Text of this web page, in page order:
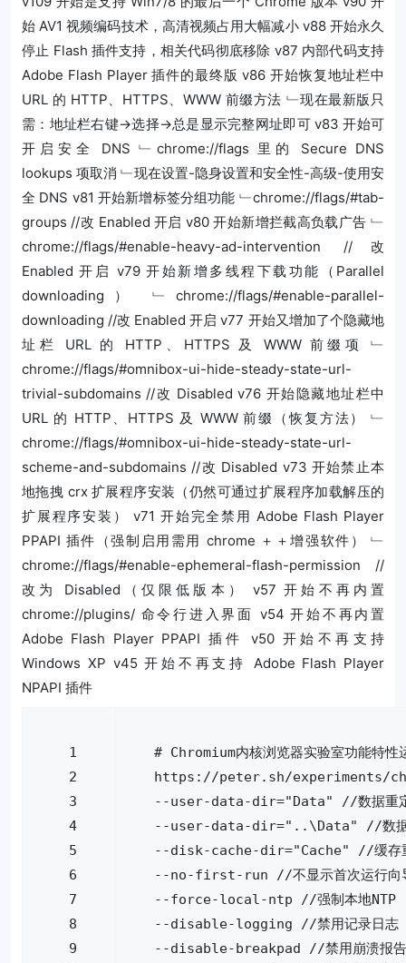
始 AV1 视频编码技术，高清视频占用大幅减小 v88 开始永久
停止 Flash 插件支持，相关代码彻底移除 v87 内部代码支持
Adobe Flash Player 插件的最终版 v86 开始恢复地址栏中
URL 的 HTTP、HTTPS、WWW 前缀方法 ﹂现在最新版只
需：地址栏右键->选择->总是显示完整网址即可 v83 开始可
开启安全 DNS ﹂chrome://flags 里的 Secure DNS
lookups 项取消 ﹂现在设置-隐身设置和安全性-高级-使用安
全 DNS v81 开始新增标签分组功能 ﹂chrome://flags/#tab-
groups //改 Enabled 开启 v80 开始新增拦截高负载广告 ﹂
chrome://flags/#enable-heavy-ad-intervention //改
Enabled 开启 v79 开始新增多线程下载功能（Parallel
downloading） ﹂chrome://flags/#enable-parallel-
downloading //改 Enabled 开启 v77 开始又增加了个隐藏地
址栏 URL 的 HTTP、HTTPS 及 WWW 前缀项 ﹂
chrome://flags/#omnibox-ui-hide-steady-state-url-
trivial-subdomains //改 Disabled v76 开始隐藏地址栏中
URL 的 HTTP、HTTPS 及 WWW 前缀（恢复方法） ﹂
chrome://flags/#omnibox-ui-hide-steady-state-url-
scheme-and-subdomains //改 Disabled v73 开始禁止本
地拖拽 crx 扩展程序安装（仍然可通过扩展程序加载解压的
扩展程序安装） v71 开始完全禁用 Adobe Flash Player
PPAPI 插件（强制启用需用 chrome ＋＋增强软件） ﹂
chrome://flags/#enable-ephemeral-flash-permission //
改为 Disabled（仅限低版本） v57 开始不再内置
chrome://plugins/ 命令行进入界面 v54 开始不再内置
Adobe Flash Player PPAPI 插件 v50 开始不再支持
Windows XP v45 开始不再支持 Adobe Flash Player
NPAPI 插件
# Chromium内核浏览器实验室功能特性
https : //peter. sh/experiments/
--user-data-dir="Data" //数据重
--user-data-dir="..\Data" //数
--disk-cache-dir="Cache" //缓存
--no-first- run //不显示首次运行向
--force-local -ntp //强制本地NTP
--disable-logging //禁用记录日志
--disable-breakpad //禁用崩溃报告